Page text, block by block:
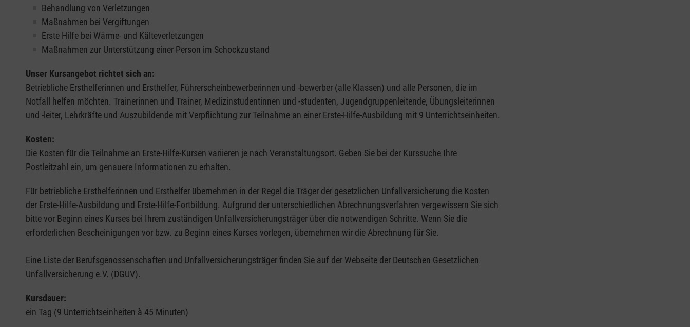
Behandlung von Verletzungen
Maßnahmen bei Vergiftungen
Erste Hilfe bei Wärme- und Kälteverletzungen
Maßnahmen zur Unterstützung einer Person im Schockzustand
Unser Kursangebot richtet sich an:
Betriebliche Ersthelferinnen und Ersthelfer, Führerscheinbewerberinnen und -bewerber (alle Klassen) und alle Personen, die im
Notfall helfen möchten. Trainerinnen und Trainer, Medizinstudentinnen und -studenten, Jugendgruppenleitende, Übungsleiterinnen
und -leiter, Lehrkräfte und Auszubildende mit Verpflichtung zur Teilnahme an einer Erste-Hilfe-Ausbildung mit 9 Unterrichtseinheiten.
Kosten:
Die Kosten für die Teilnahme an Erste-Hilfe-Kursen variieren je nach Veranstaltungsort. Geben Sie bei der Kurssuche Ihre
Postleitzahl ein, um genauere Informationen zu erhalten.
Für betriebliche Ersthelferinnen und Ersthelfer übernehmen in der Regel die Träger der gesetzlichen Unfallversicherung die Kosten
der Erste-Hilfe-Ausbildung und Erste-Hilfe-Fortbildung. Aufgrund der unterschiedlichen Abrechnungsverfahren vergewissern Sie sich
bitte vor Beginn eines Kurses bei Ihrem zuständigen Unfallversicherungsträger über die notwendigen Schritte. Wenn Sie die
erforderlichen Bescheinigungen vor bzw. zu Beginn eines Kurses vorlegen, übernehmen wir die Abrechnung für Sie.
Eine Liste der Berufsgenossenschaften und Unfallversicherungsträger finden Sie auf der Webseite der Deutschen Gesetzlichen
Unfallversicherung e.V. (DGUV).
Kursdauer:
ein Tag (9 Unterrichtseinheiten à 45 Minuten)